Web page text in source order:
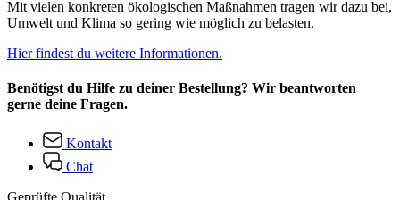
Mit vielen konkreten ökologischen Maßnahmen tragen wir dazu bei,
Umwelt und Klima so gering wie möglich zu belasten.
Hier findest du weitere Informationen.
Benötigst du Hilfe zu deiner Bestellung? Wir beantworten
gerne deine Fragen.
Kontakt
Chat
Geprüfte Qualität